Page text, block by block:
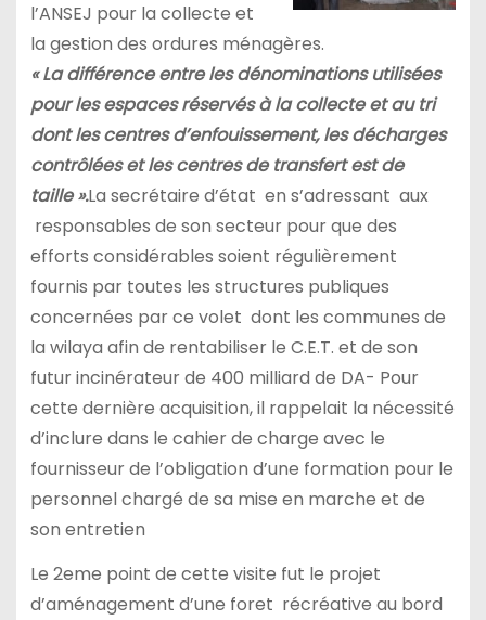
l’ANSEJ pour la collecte et
la gestion des ordures ménagères.
« La différence entre les dénominations utilisées
pour les espaces réservés à la collecte et au tri
dont les centres d’enfouissement, les décharges
contrôlées et les centres de transfert est de
taille ».La secrétaire d’état en s’adressant aux
responsables de son secteur pour que des
efforts considérables soient régulièrement
fournis par toutes les structures publiques
concernées par ce volet dont les communes de
la wilaya afin de rentabiliser le C.E.T. et de son
futur incinérateur de 400 milliard de DA- Pour
cette dernière acquisition, il rappelait la nécessité
d’inclure dans le cahier de charge avec le
fournisseur de l’obligation d’une formation pour le
personnel chargé de sa mise en marche et de
son entretien
Le 2eme point de cette visite fut le projet
d’aménagement d’une foret récréative au bord